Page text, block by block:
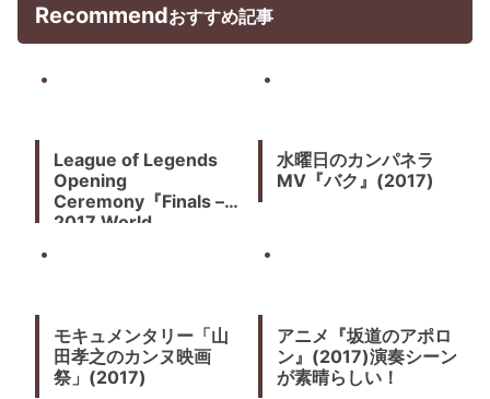
Recommendおすすめ記事
League of Legends
Opening
Ceremony『Finals –
2017 World
舞う
水曜日のカンパネラ
MV『バク』(2017)
モキュメンタリー「山
田孝之のカンヌ映画
祭」(2017)
アニメ『坂道のアポロ
ン』(2017)演奏シーン
が素晴らしい！